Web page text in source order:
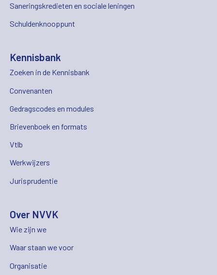
Saneringskredieten en sociale leningen
Schuldenknooppunt
Kennisbank
Zoeken in de Kennisbank
Convenanten
Gedragscodes en modules
Brievenboek en formats
Vtlb
Werkwijzers
Jurisprudentie
Over NVVK
Wie zijn we
Waar staan we voor
Organisatie